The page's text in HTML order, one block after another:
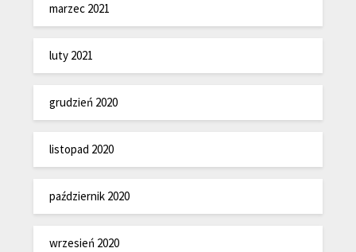
marzec 2021
luty 2021
grudzień 2020
listopad 2020
październik 2020
wrzesień 2020